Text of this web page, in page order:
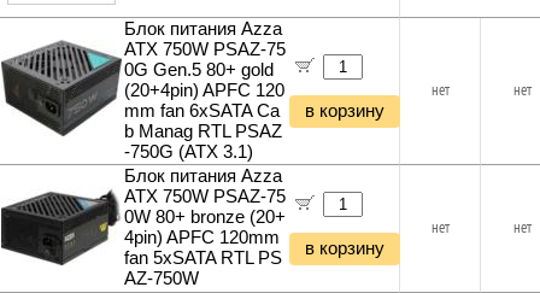
Блок питания Azza
ATX 750W PSAZ-75
0G Gen.5 80+ gold
(20+4pin) APFC 120
mm fan 6xSATA Ca
b Manag RTL PSAZ
-750G (ATX 3.1)
в корзину
нет нет
Блок питания Azza
ATX 750W PSAZ-75
0W 80+ bronze (20+
4pin) APFC 120mm
fan 5xSATA RTL PS
AZ-750W
в корзину
нет нет